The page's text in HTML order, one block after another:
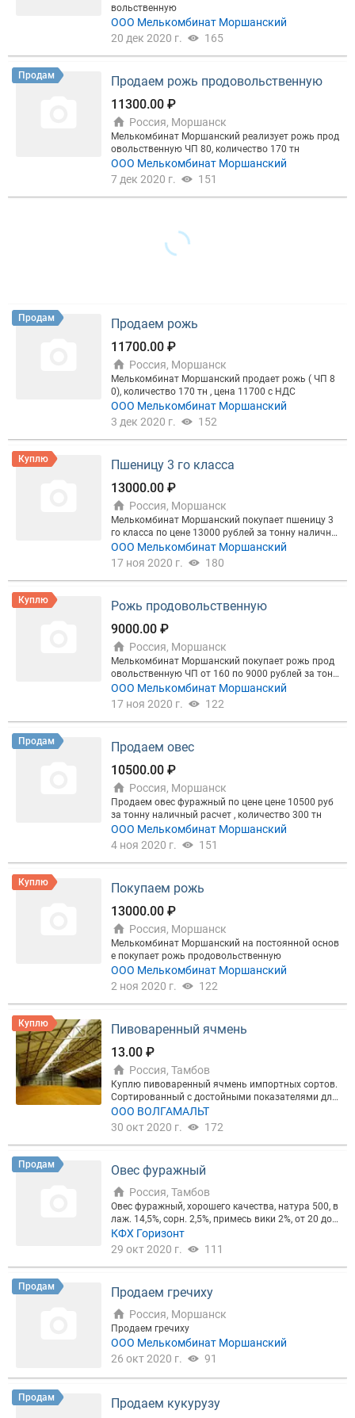
вольственную
ООО Мелькомбинат Моршанский
20 дек 2020 г.
165
Продам
Продаем рожь продовольственную
11300.00 ₽
Россия, Моршанск
Мелькомбинат Моршанский реализует рожь прод
овольственную ЧП 80, количество 170 тн
ООО Мелькомбинат Моршанский
7 дек 2020 г.
151
Продам
Продаем рожь
11700.00 ₽
Россия, Моршанск
Мелькомбинат Моршанский продает рожь ( ЧП 8
0), количество 170 тн , цена 11700 с НДС
ООО Мелькомбинат Моршанский
3 дек 2020 г.
152
Куплю
Пшеницу 3 го класса
13000.00 ₽
Россия, Моршанск
Мелькомбинат Моршанский покупает пшеницу 3
го класса по цене 13000 рублей за тонну наличны
й расчет
ООО Мелькомбинат Моршанский
17 ноя 2020 г.
180
Куплю
Рожь продовольственную
9000.00 ₽
Россия, Моршанск
Мелькомбинат Моршанский покупает рожь прод
овольственную ЧП от 160 по 9000 рублей за тонн
у наличный расчет
ООО Мелькомбинат Моршанский
17 ноя 2020 г.
122
Продам
Продаем овес
10500.00 ₽
Россия, Моршанск
Продаем овес фуражный по цене цене 10500 руб
за тонну наличный расчет , количество 300 тн
ООО Мелькомбинат Моршанский
4 ноя 2020 г.
151
Куплю
Покупаем рожь
13000.00 ₽
Россия, Моршанск
Мелькомбинат Моршанский на постоянной основ
е покупает рожь продовольственную
ООО Мелькомбинат Моршанский
2 ноя 2020 г.
122
Куплю
Пивоваренный ячмень
13.00 ₽
Россия, Тамбов
Куплю пивоваренный ячмень импортных сортов.
Сортированный с достойными показателями для
соложения. Работаем с НДС и без, ЖИВЫЕ. Липец
кая, Курская, Орловская, Воронежская, Белгородс
400 тонн. Показатели: белок 9.9-12 крупность 88
14 жизнеспособность от 95 энергия и способност
ь прорастания от 95 Рассмотрим качественные о
тклонения. Желтый, не заражённый, без пророст
а. Цены разумные, согласно положения рынка и
местонахождения хозяйства. В настоящее время
потребность 400-800 тонн!!! Звоните, все обсудим,
Георгий
ООО ВОЛГАМАЛЬТ
30 окт 2020 г.
172
Продам Овес фуражный
Россия, Тамбов
Овес фуражный, хорошего качества, натура 500, в
лаж. 14,5%, сорн. 2,5%, примесь вики 2%, от 20 до
300 т. , цена 9200 т., без НДС, предоплата, самовы
воз. т.
КФХ Горизонт
29 окт 2020 г.
111
Продам Продаем гречиху
Россия, Моршанск
Продаем гречиху
ООО Мелькомбинат Моршанский
26 окт 2020 г.
91
Продам
Продаем кукурузу